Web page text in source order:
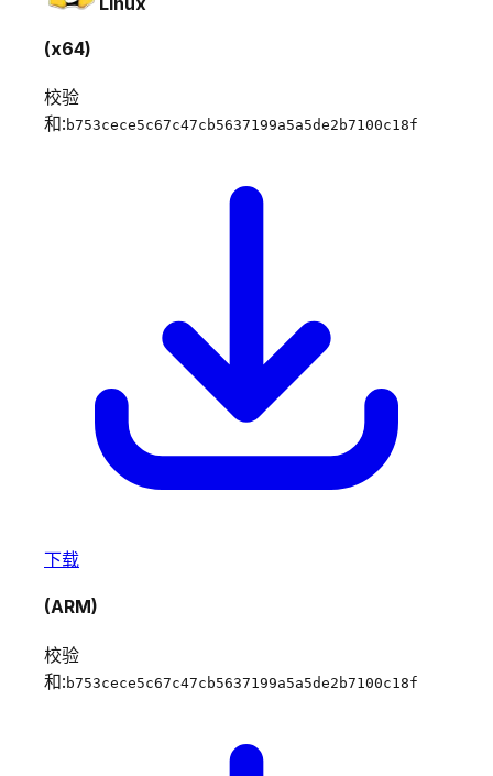
(x64)
校验
和: b753cece5c67c47cb5637199a5a5de2b7100c18f
下载
(ARM)
校验
和: b753cece5c67c47cb5637199a5a5de2b7100c18f